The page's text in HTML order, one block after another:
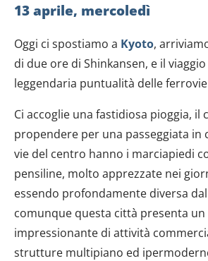
13 aprile, mercoledì
Oggi ci spostiamo a Kyoto,
di due ore di Shinkansen, e il
leggendaria puntualità delle
Ci accoglie una fastidiosa pioggia, il
propendere per una passeggiata in
vie del centro hanno i marciapiedi
pensiline, molto apprezzate nei
essendo profondamente diversa
comunque questa città presenta
impressionante di attività
strutture multipiano ed